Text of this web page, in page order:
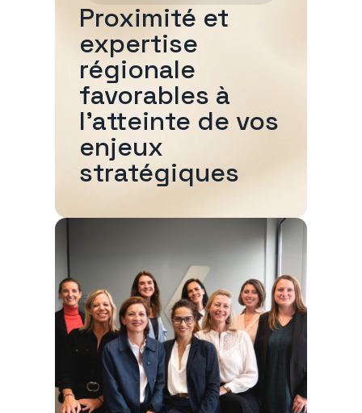
Proximité et
expertise
régionale
favorables à
l'atteinte de vos
enjeux
stratégiques